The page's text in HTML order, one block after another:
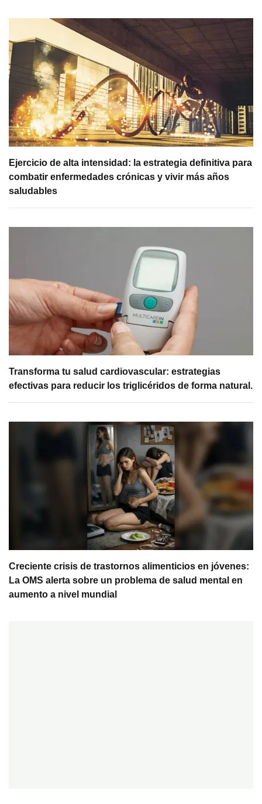
Ejercicio de alta intensidad: la estrategia definitiva para
combatir enfermedades crónicas y vivir más años
saludables
Transforma tu salud cardiovascular: estrategias
efectivas para reducir los triglicéridos de forma natural.
Creciente crisis de trastornos alimenticios en jóvenes:
La OMS alerta sobre un problema de salud mental en
aumento a nivel mundial